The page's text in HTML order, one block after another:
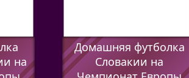
на
Домашняя футболка
Словакии на